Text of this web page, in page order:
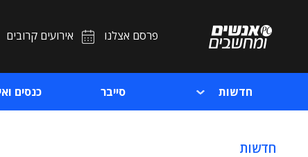
פרסם אצלנו אירועים קרובים
חדשות סייבר כנסים
חדשות